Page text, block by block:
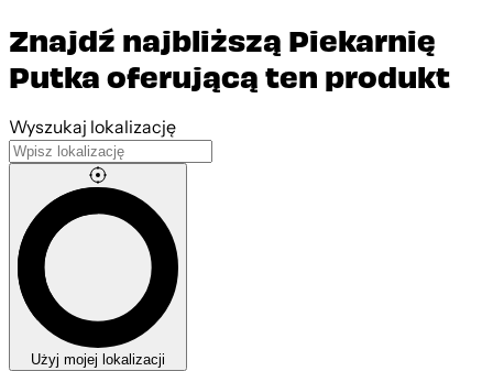
Znajdź najbliższą Piekarnię
Putka oferującą ten produkt
Wyszukaj lokalizację
Użyj mojej lokalizacji